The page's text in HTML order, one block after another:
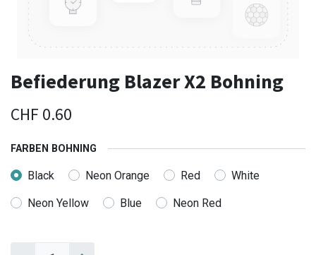
Befiederung Blazer X2 Bohning
CHF 0.60
FARBEN BOHNING
Black Neon Orange Red White
Neon Yellow Blue Neon Red